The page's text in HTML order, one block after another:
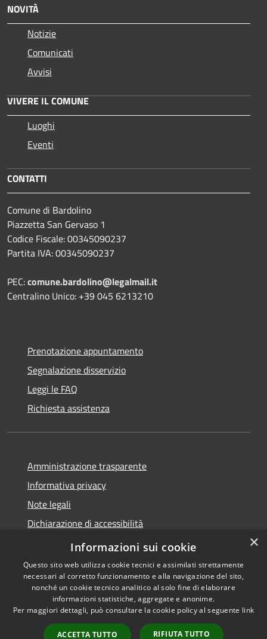
NOVITÀ
Notizie
Comunicati
Avvisi
VIVERE IL COMUNE
Luoghi
Eventi
CONTATTI
Comune di Bardolino
Piazzetta San Gervaso 1
Codice Fiscale: 00345090237
Partita IVA: 00345090237
PEC:comune.bardolino@legalmail.it
Centralino Unico: +39 045 6213210
Prenotazione appuntamento
Segnalazione disservizio
Leggi le FAQ
Richiesta assistenza
Amministrazione trasparente
Informativa privacy
Note legali
Dichiarazione di accessibilità
Link app municipium
Accessibilità
Copyright © 2026 • Comune di
Bardolino • Powered by
Municipium•
Accesso
×
Informazioni sui cookie
Questo sito web utilizza cookie tecnici e assimilati strettamente
necessari al corretto funzionamento e alla navigazione del sito,
nonché un cookie tecnico analitico al solo fine di elaborare
informazioni statistiche, aggregate e anonime.
Per maggiori dettagli, può consultare la cookie policy al seguente link
ACCETTA TUTTO RIFIUTA TUTTO